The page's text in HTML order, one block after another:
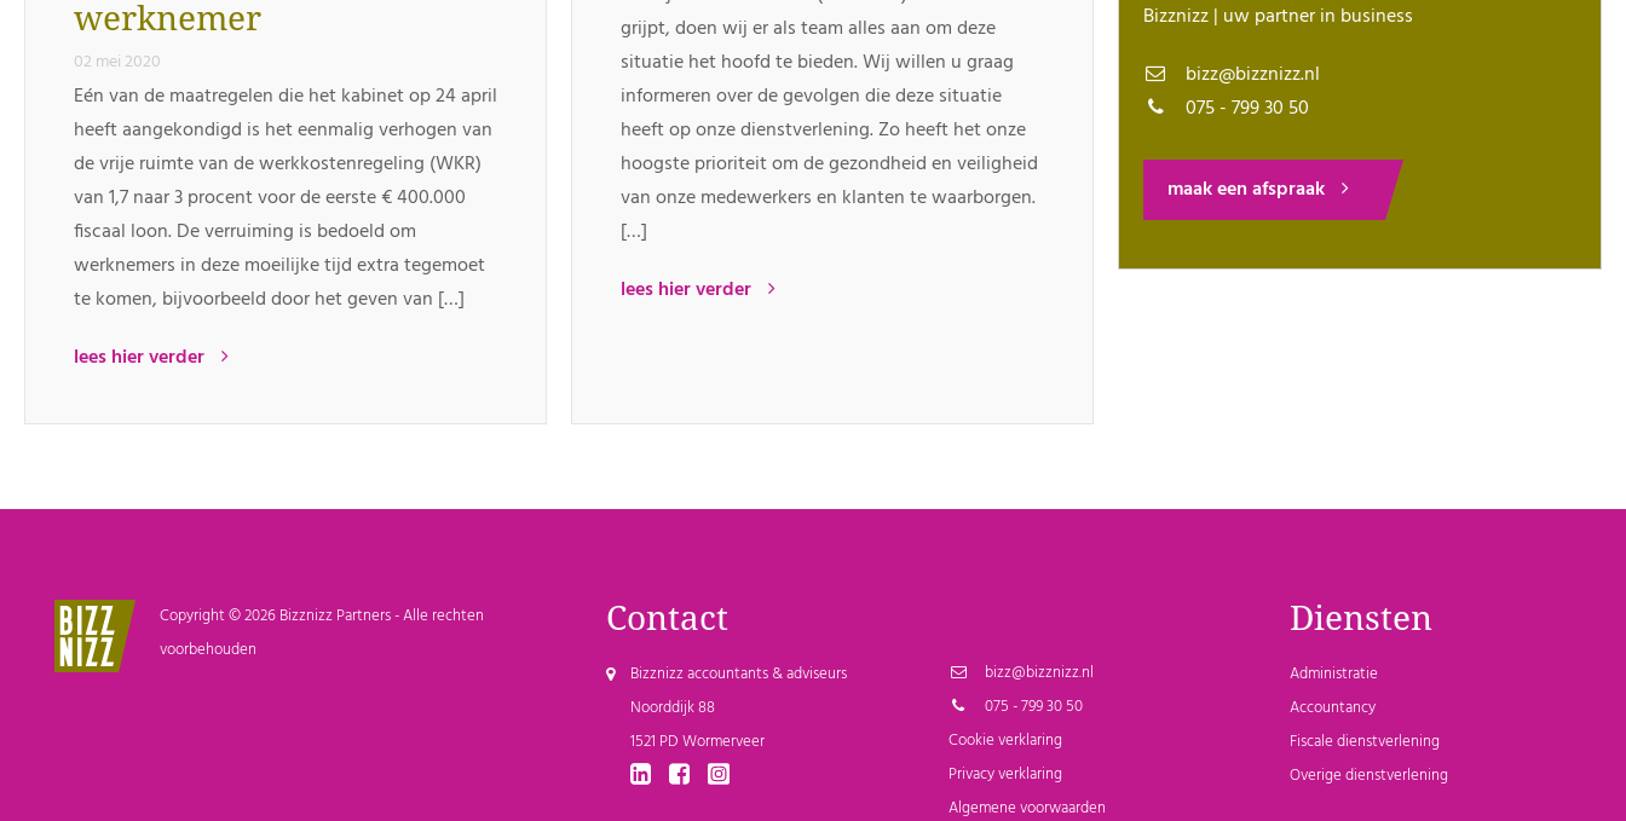
werknemer
02 mei 2020
Eén van de maatregelen die het kabinet op 24 april
heeft aangekondigd is het eenmalig verhogen van
de vrije ruimte van de werkkostenregeling (WKR)
van 1,7 naar 3 procent voor de eerste € 400.000
fiscaal loon. De verruiming is bedoeld om
werknemers in deze moeilijke tijd extra tegemoet
te komen, bijvoorbeeld door het geven van […]
lees hier verder
grijpt, doen wij er als team alles aan om deze
situatie het hoofd te bieden. Wij willen u graag
informeren over de gevolgen die deze situatie
heeft op onze dienstverlening. Zo heeft het onze
hoogste prioriteit om de gezondheid en veiligheid
van onze medewerkers en klanten te waarborgen.
[…]
lees hier verder
Bizznizz | uw partner in business
bizz@bizznizz.nl
075 - 799 30 50
maak een afspraak
Copyright © 2026 Bizznizz Partners - Alle rechten
voorbehouden
Contact
Bizznizz accountants & adviseurs
Noorddijk 88
1521 PD Wormerveer
bizz@bizznizz.nl
075 - 799 30 50
Cookie verklaring
Privacy verklaring
Algemene voorwaarden
Diensten
Administratie
Accountancy
Fiscale dienstverlening
Overige dienstverlening